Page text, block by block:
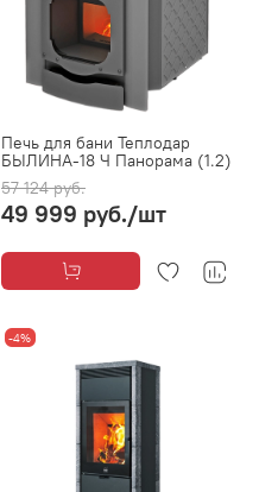
Печь для бани Теплодар
БЫЛИНА-18 Ч Панорама (1.2)
57 124 руб.
49 999 руб./шт
-4%